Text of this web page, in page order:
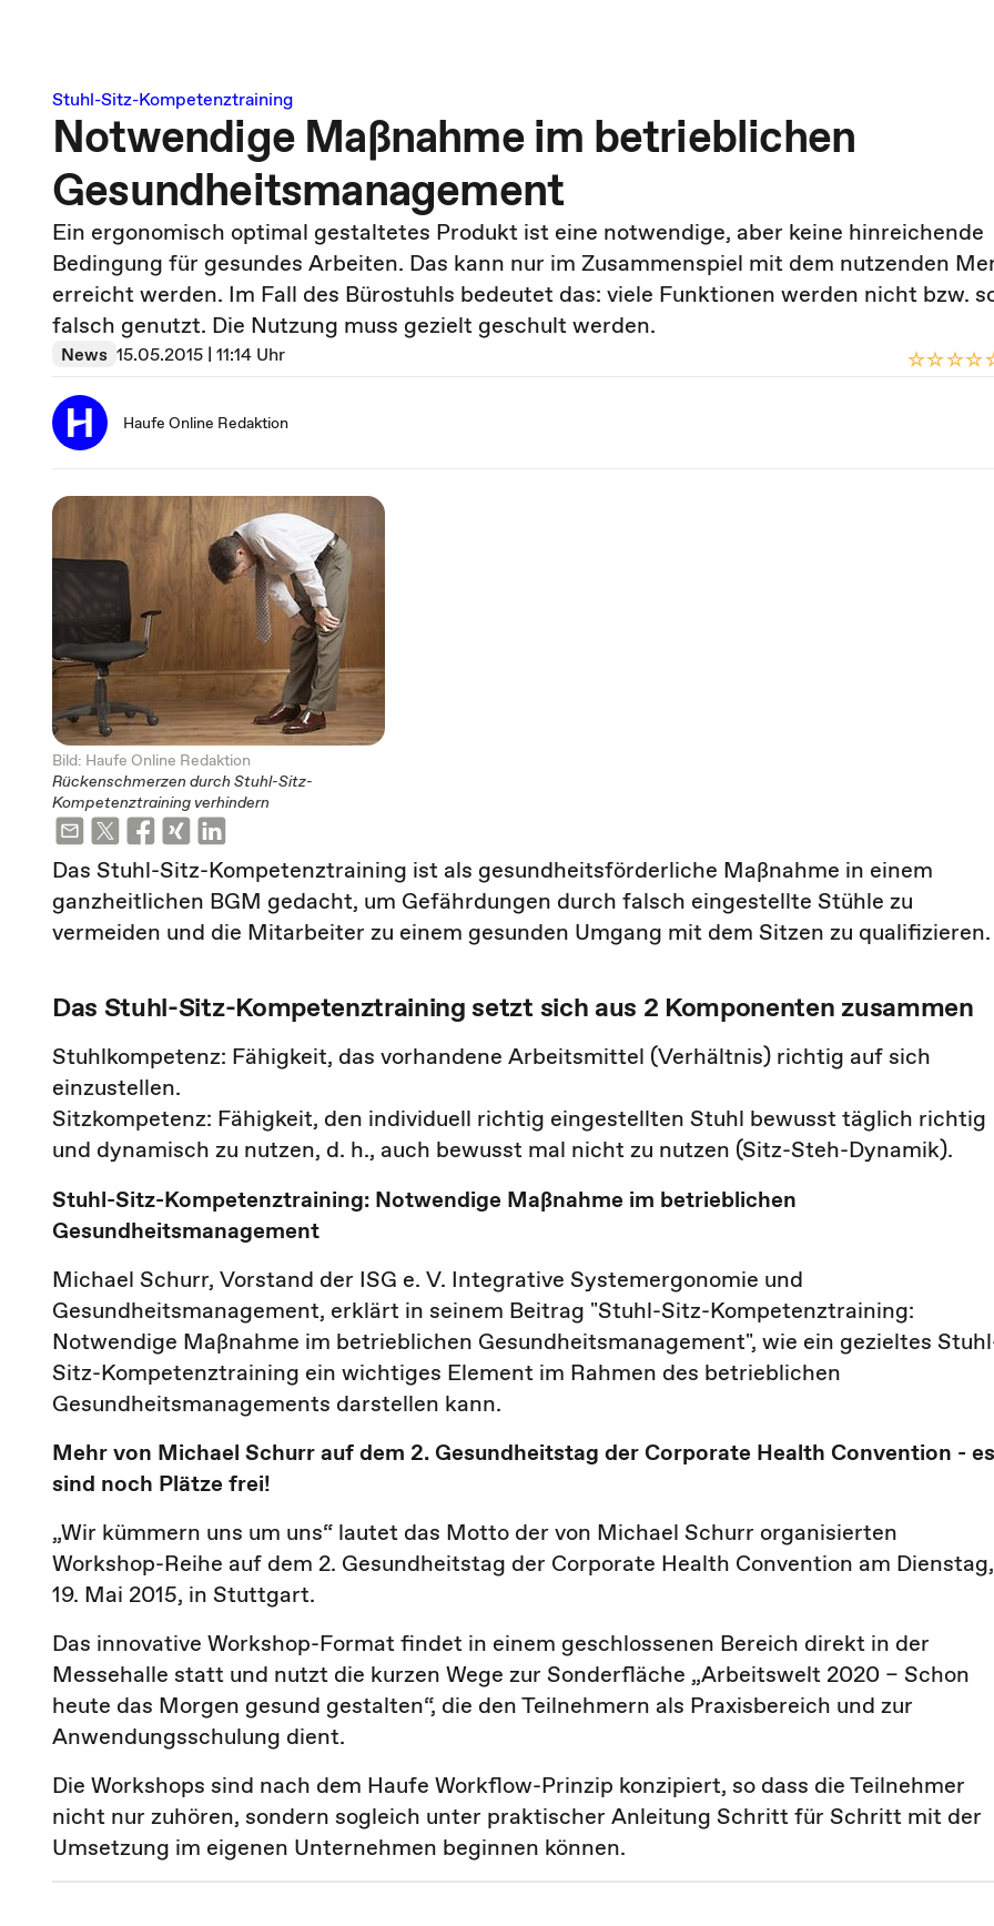
Stuhl-Sitz-Kompetenztraining
Notwendige Maßnahme im betrieblichen
Gesundheitsmanagement
Ein ergonomisch optimal gestaltetes Produkt ist eine notwendige, aber keine hinreichende
Bedingung für gesundes Arbeiten. Das kann nur im Zusammenspiel mit dem nutzenden
erreicht werden. Im Fall des Bürostuhls bedeutet das: viele Funktionen werden nicht bzw.
falsch genutzt. Die Nutzung muss gezielt geschult werden.
News 15.05.2015 | 11:14 Uhr
Haufe Online Redaktion
Bild: Haufe Online Redaktion
Rückenschmerzen durch Stuhl-Sitz-
Kompetenztraining verhindern
Das Stuhl-Sitz-Kompetenztraining ist als gesundheitsförderliche Maßnahme in einem
ganzheitlichen BGM gedacht, um Gefährdungen durch falsch eingestellte Stühle zu
vermeiden und die Mitarbeiter zu einem gesunden Umgang mit dem Sitzen zu qualifizieren.
Das Stuhl-Sitz-Kompetenztraining setzt sich aus 2 Komponenten zusammen
Stuhlkompetenz: Fähigkeit, das vorhandene Arbeitsmittel (Verhältnis) richtig auf sich
einzustellen.
Sitzkompetenz: Fähigkeit, den individuell richtig eingestellten Stuhl bewusst täglich richtig
und dynamisch zu nutzen, d. h., auch bewusst mal nicht zu nutzen (Sitz-Steh-Dynamik).
Stuhl-Sitz-Kompetenztraining: Notwendige Maßnahme im betrieblichen
Gesundheitsmanagement
Michael Schurr, Vorstand der ISG e. V. Integrative Systemergonomie und
Gesundheitsmanagement, erklärt in seinem Beitrag "Stuhl-Sitz-Kompetenztraining:
Notwendige Maßnahme im betrieblichen Gesundheitsmanagement", wie ein gezieltes
Sitz-Kompetenztraining ein wichtiges Element im Rahmen des betrieblichen
Gesundheitsmanagements darstellen kann.
Mehr von Michael Schurr auf dem 2. Gesundheitstag der Corporate Health Convention - es
sind noch Plätze frei!
„Wir kümmern uns um uns“ lautet das Motto der von Michael Schurr organisierten
Workshop-Reihe auf dem 2. Gesundheitstag der Corporate Health Convention am Dienstag,
19. Mai 2015, in Stuttgart.
Das innovative Workshop-Format findet in einem geschlossenen Bereich direkt in der
Messehalle statt und nutzt die kurzen Wege zur Sonderfläche „Arbeitswelt 2020 – Schon
heute das Morgen gesund gestalten“, die den Teilnehmern als Praxisbereich und zur
Anwendungsschulung dient.
Die Workshops sind nach dem Haufe Workflow-Prinzip konzipiert, so dass die Teilnehmer
nicht nur zuhören, sondern sogleich unter praktischer Anleitung Schritt für Schritt mit der
Umsetzung im eigenen Unternehmen beginnen können.